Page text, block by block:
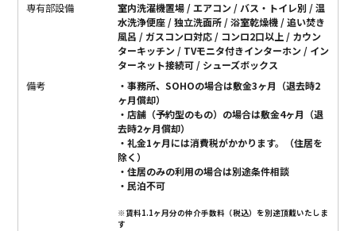
専有部設備
室内洗濯機置場 / エアコン / バス・トイレ別 / 温
水洗浄便座 / 独立洗面所 / 浴室乾燥機 / 追い焚き
風呂 / ガスコンロ対応 / コンロ2口以上 / カウン
ターキッチン / TVモニタ付きインターホン / イン
ターネット接続可 / シューズボックス
備考
・事務所、SOHOの場合は敷金3ヶ月（退去時2
ヶ月償却）
・店舗（予約型のもの）の場合は敷金4ヶ月（退
去時2ヶ月償却）
・礼金1ヶ月には消費税がかかります。（住居を
除く）
・住居のみの利用の場合は別途条件相談
・民泊不可
※賃料1.1ヶ月分の仲介手数料（税込）を別途頂戴いたしま
す